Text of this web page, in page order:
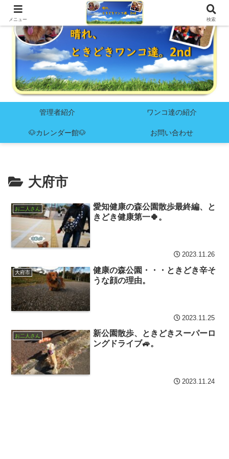
管理者紹介 ワンコ達の紹介
🐶カレンダー館🐶 お問い合わせ
大府市
お二人さん
愛知健康の森公園散歩最終編、と
きどき健康第一🍀。
2023.11.26
大府市
健康の森公園・・・ときどき辛そ
うな顔の理由。
2023.11.25
お二人さん
新公園散歩、ときどきスーパーロ
ングドライブ🚙。
2023.11.24
メニュー 検索